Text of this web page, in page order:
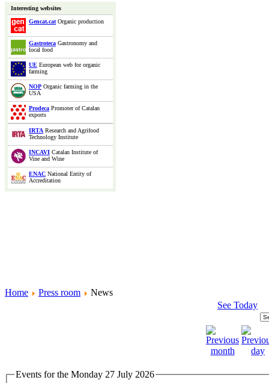
Interesting websites
Gencat.catOrganic production
Gastroteca Gastronomy and
local food
UE European web for organic
farming
NOP Organic farming in the
USA
Prodeca Promoter of Catalan
exports
IRTA Research and Agrifood
Technology Institute
INCAVI Catalan Institute of
Vine and Wine
ENAC National Entity of
Accreditation
Home Press room
News
See Today
Events for the Monday 27 July 2026